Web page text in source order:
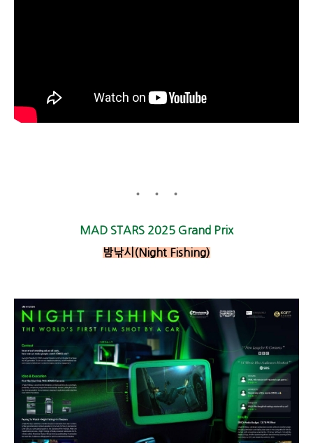
MAD STARS 2025 Grand Prix
밤낚시(Night Fishing)